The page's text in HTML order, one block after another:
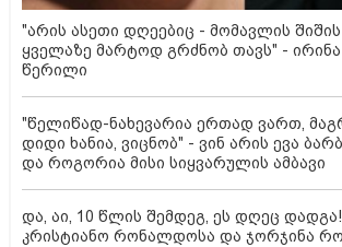
"არის ასეთი დღეებიც - მომავლის
ყველაზე მარტოდ გრძნობ თავს" -
წერილი
"წელიწად-ნახევარია ერთად ვართ,
დიდი ხანია, ვიცნობ" - ვინ არის ევა
და როგორია მისი სიყვარულის ამბავი
და, აი, 10 წლის შემდეგ, ეს დღეც
კრისტიანო რონალდოსა და ჯორჯინა